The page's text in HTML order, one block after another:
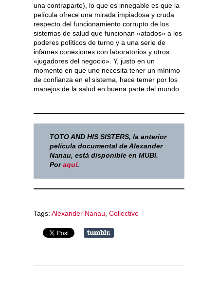
una contraparte), lo que es innegable es que la
película ofrece una mirada impiadosa y cruda
respecto del funcionamiento corrupto de los
sistemas de salud que funcionan «atados» a los
poderes políticos de turno y a una serie de
infames conexiones con laboratorios y otros
«jugadores del negocio». Y, justo en un
momento en que uno necesita tener un mínimo
de confianza en el sistema, hace temer por los
manejos de la salud en buena parte del mundo.
TOTO AND HIS SISTERS, la anterior
película documental de Alexander
Nanau, está disponible en MUBI.
Poraquí.
Tags: Alexander Nanau Collective